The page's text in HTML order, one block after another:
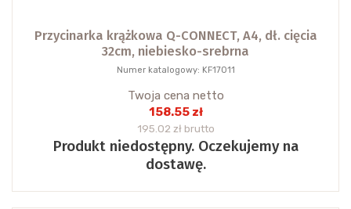
Przycinarka krążkowa Q-CONNECT, A4, dł. cięcia
32cm, niebiesko-srebrna
Numer katalogowy: KF17011
Twoja cena netto
158.55 zł
195.02 zł brutto
Produkt niedostępny. Oczekujemy na
dostawę.